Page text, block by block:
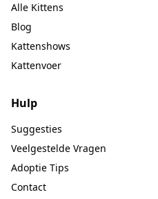
Alle Kittens
Blog
Kattenshows
Kattenvoer
Hulp
Suggesties
Veelgestelde Vragen
Adoptie Tips
Contact